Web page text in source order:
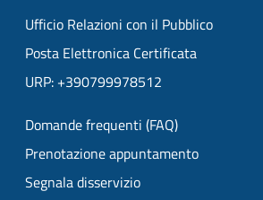
Ufficio Relazioni con il Pubblico
Posta Elettronica Certificata
URP: +390799978512
Domande frequenti (FAQ)
Prenotazione appuntamento
Segnala disservizio